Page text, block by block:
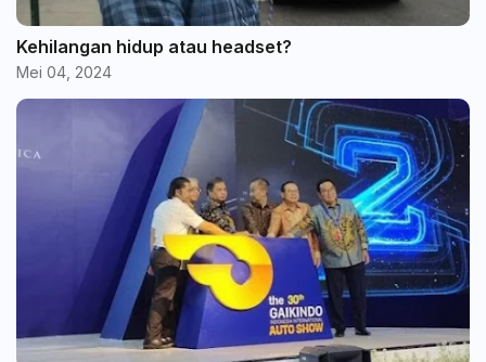
Kehilangan hidup atau headset?
Mei 04, 2024